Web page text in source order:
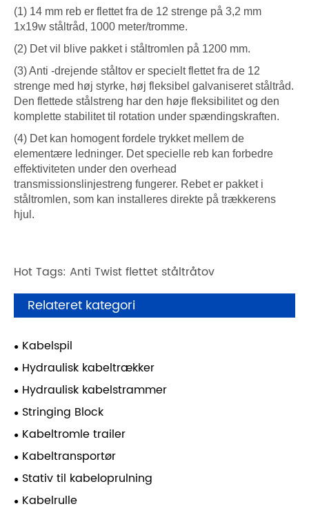
(1) 14 mm reb er flettet fra de 12 strenge på 3,2 mm
1x19w ståltråd, 1000 meter/tromme.
(2) Det vil blive pakket i ståltromlen på 1200 mm.
(3) Anti -drejende ståltov er specielt flettet fra de 12
strenge med høj styrke, høj fleksibel galvaniseret ståltråd.
Den flettede stålstreng har den høje fleksibilitet og den
komplette stabilitet til rotation under spændingskraften.
(4) Det kan homogent fordele trykket mellem de
elementære ledninger. Det specielle reb kan forbedre
effektiviteten under den overhead
transmissionslinjestreng fungerer. Rebet er pakket i
ståltromlen, som kan installeres direkte på trækkerens
hjul.
Hot Tags: Anti Twist flettet ståltråtov
Relateret kategori
Kabelspil
Hydraulisk kabeltrækker
Hydraulisk kabelstrammer
Stringing Block
Kabeltromle trailer
Kabeltransportør
Stativ til kabeloprulning
Kabelrulle